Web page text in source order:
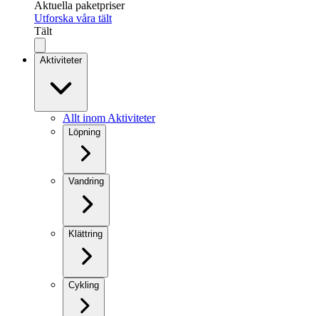
Aktuella paketpriser
Utforska våra tält
Tält
Aktiviteter
Allt inom Aktiviteter
Löpning
Vandring
Klättring
Cykling